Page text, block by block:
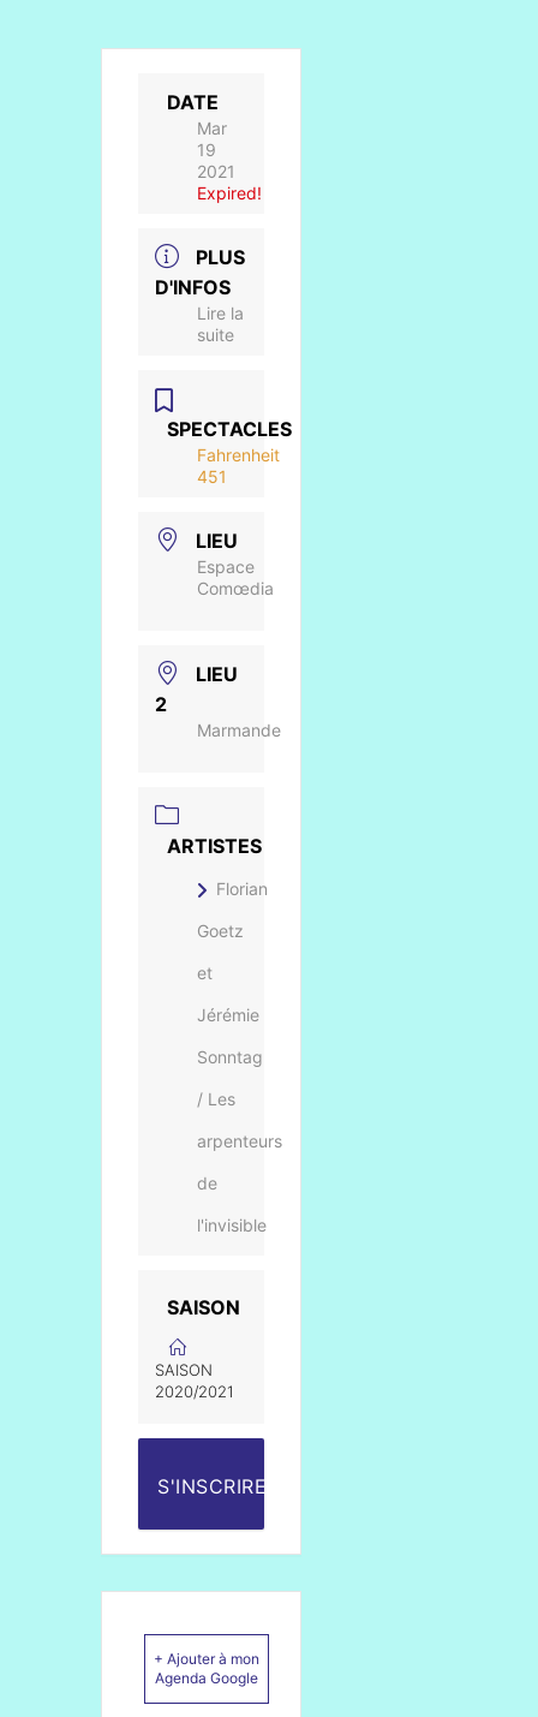
DATE
Mar
19
2021
Expired!
PLUS
D'INFOS
Lire la
suite
SPECTACLES
Fahrenheit
451
LIEU
Espace
Comœdia
LIEU
2
Marmande
ARTISTES
Florian
Goetz
et
Jérémie
Sonntag
/ Les
arpenteurs
de
l'invisible
SAISON
SAISON
2020/2021
S'INSCRIRE
+ Ajouter à mon
Agenda Google